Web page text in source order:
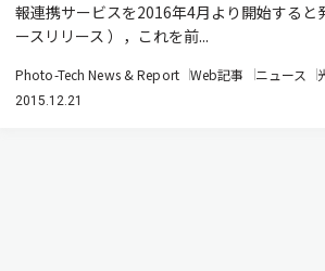
報連携サービスを2016年4月より開始すると
ースリリース ），これを前...
Photo-Tech News & Report Web記事 ニュース
2015.12.21